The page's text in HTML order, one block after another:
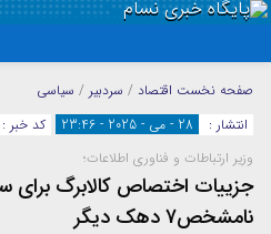
اینستاگرام
سروش
آپارات
نام کاربری یا نشانی ایمیل
رمز عبور
صفحه نخست اقتصاد / سردبیر / سیاسی
انتشار :
28 - می - 2025 - 23:46 کد خبر :
وزیر ارتباطات و فناوری اطلاعات؛
جزییات اختصاص کالابرگ
نامشخص7 دهک دیگر